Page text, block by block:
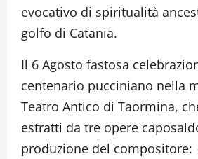
evocativo di spiritualità
golfo di Catania.
Il 6 Agosto fastosa
centenario pucciniano nella
Teatro Antico di Taormina,
estratti da tre opere
produzione del compositore: